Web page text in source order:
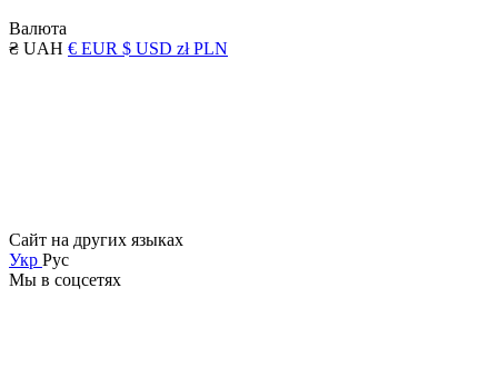
Валюта
₴ UAH € EUR $ USD zł PLN
Сайт на других языках
Укр Рус
Мы в соцсетях